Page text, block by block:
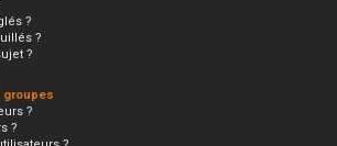
?
?
?
groupes
?
?